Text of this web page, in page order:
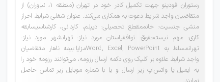
رستوران فودینو جهت تکمیل کادر خود در تهران (منطقه 1، نیاوران) از
متقاضیان واجد شرایط دعوت به همکاری می‌کند. عنوان شغلی شرایط احراز
منشی جنسیت: خانممقطع تحصیلی: دیپلم، کاردانی، کارشناسیسابقه
کاری: مهم نیستحقوق: توافقیاستان مورد نیاز: تهرانشهر مورد نیاز:
تهرانمسلط به Word, Excel, PowerPointمزایا:بیمه ناهار متقاضیان
واجد شرایط علاوه بر کلیک روی دکمه ارسال رزومه، می‌توانند رزومه خود را
به ایمیل یا واتس‌اپ زیر ارسال و یا با شماره موبایل زیر تماس حاصل